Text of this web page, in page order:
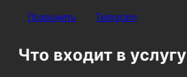
Позвонить Telegram
Что входит в услугу